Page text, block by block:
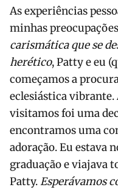
As experiências
minhas
carismática que se
herético, Patty e eu
começamos a
eclesiástica vibrante.
visitamos foi uma
encontramos uma
adoração. Eu estava
graduação e viajava
Patty.Esperávamos